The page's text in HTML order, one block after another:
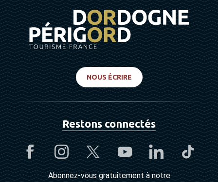
NOUS ÉCRIRE
Restons connectés
Abonnez-vous gratuitement à notre